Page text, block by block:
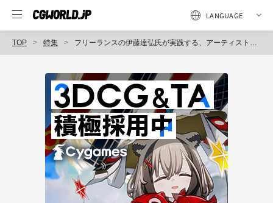
TOP 特集 フリーランスの伊藤達弘氏が実践する、アーティストとしてのプログラミングとの付き合い方｜CGWORLD 2015 クリエイティブカンファレンス個別レポ（４）